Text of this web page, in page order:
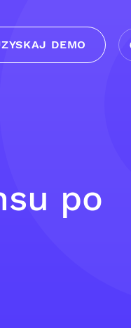
DEMO
po